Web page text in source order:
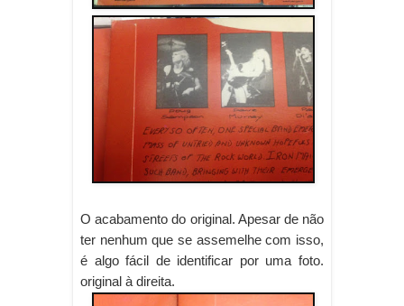
O acabamento do original. Apesar de não
ter nenhum que se assemelhe com isso,
é algo fácil de identificar por uma foto.
original à direita.